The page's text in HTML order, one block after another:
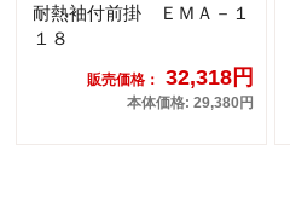
耐熱袖付前掛 ＥＭＡ－１
１８
販売価格： 32,318円
本体価格: 29,380円